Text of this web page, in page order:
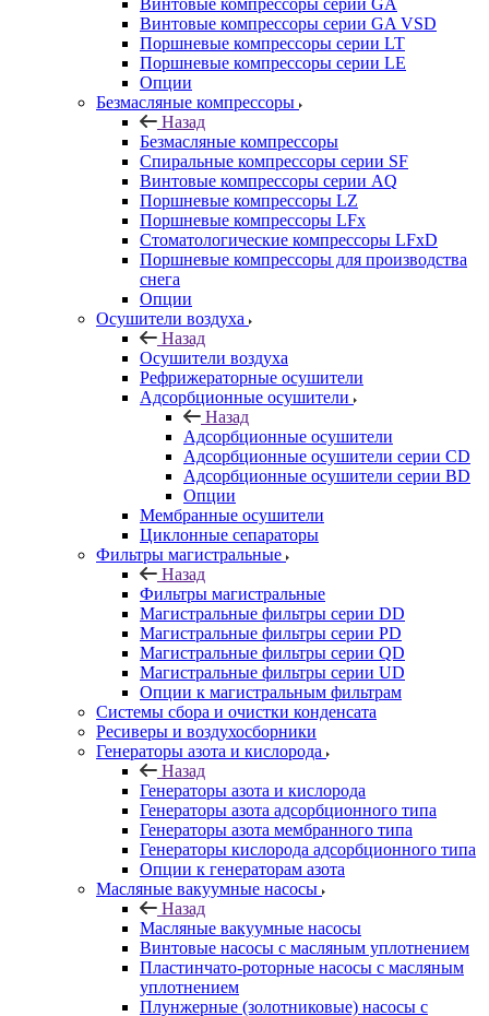
Винтовые компрессоры cерии GA
Винтовые компрессоры cерии GA VSD
Поршневые компрессоры серии LT
Поршневые компрессоры серии LE
Опции
Безмасляные компрессоры
Назад
Безмасляные компрессоры
Спиральные компрессоры серии SF
Винтовые компрессоры серии AQ
Поршневые компрессоры LZ
Поршневые компрессоры LFx
Стоматологические компрессоры LFxD
Поршневые компрессоры для производства
снега
Опции
Осушители воздуха
Назад
Осушители воздуха
Рефрижераторные осушители
Адсорбционные осушители
Назад
Адсорбционные осушители
Адсорбционные осушители серии CD
Адсорбционные осушители серии BD
Опции
Мембранные осушители
Циклонные сепараторы
Фильтры магистральные
Назад
Фильтры магистральные
Магистральные фильтры серии DD
Магистральные фильтры серии PD
Магистральные фильтры серии QD
Магистральные фильтры серии UD
Опции к магистральным фильтрам
Системы сбора и очистки конденсата
Ресиверы и воздухосборники
Генераторы азота и кислорода
Назад
Генераторы азота и кислорода
Генераторы азота адсорбционного типа
Генераторы азота мембранного типа
Генераторы кислорода адсорбционного типа
Опции к генераторам азота
Масляные вакуумные насосы
Назад
Масляные вакуумные насосы
Винтовые насосы с масляным уплотнением
Пластинчато-роторные насосы с масляным
уплотнением
Плунжерные (золотниковые) насосы с